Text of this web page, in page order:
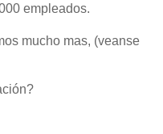
empleados.
mucho mas, (veanse